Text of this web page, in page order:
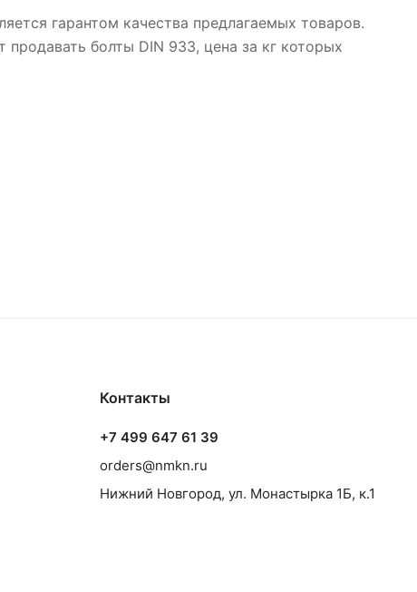
гарантом качества предлагаемых товаров.
болты DIN 933, цена за кг которых
Контакты
+7 499 647 61 39
orders@nmkn.ru
Нижний Новгород, ул. Монастырка 1Б, к.1